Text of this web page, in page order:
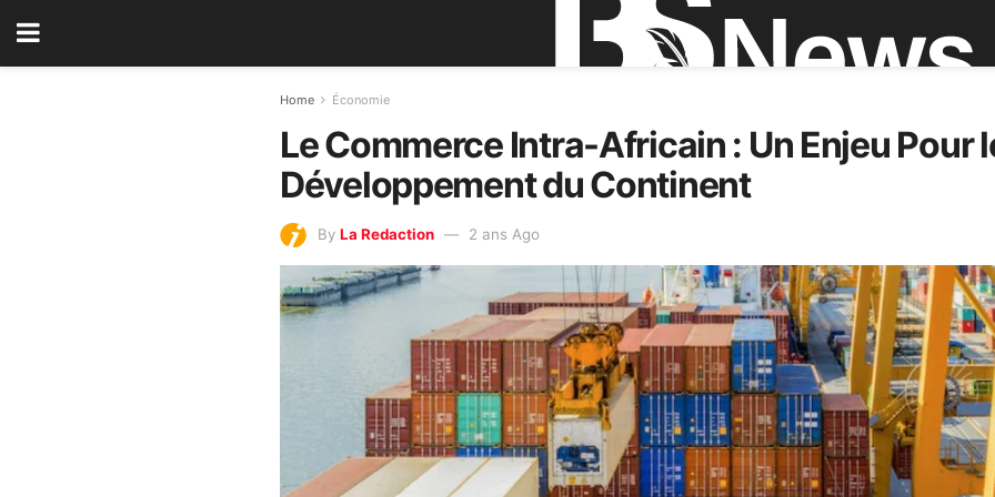
Home Économie
Le Commerce Intra-Africain : Un Enjeu Pour
Développement du Continent
By La Redaction 2 ans Ago